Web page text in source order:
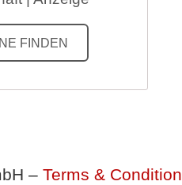
FINDEN
– Terms & Condition